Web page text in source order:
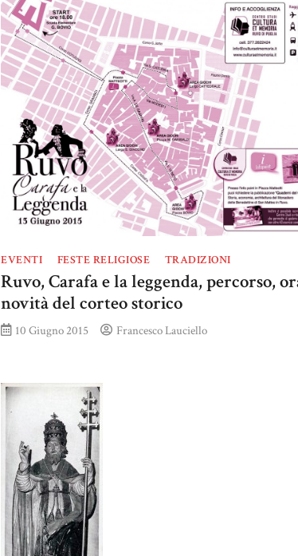
EVENTI FESTE RELIGIOSE TRADIZIONI
Ruvo, Carafa e la leggenda, percorso,
novità del corteo storico
10 Giugno 2015 Francesco Lauciello